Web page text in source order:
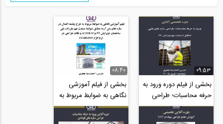
09:53
بخشی از فیلم دوره ورود به
حرفه محاسبات؛ طراحی
سازه های بتنی (مطابق با
مبحث نهم...
08:40
بخشی از فیلم آموزشی
نگاهی به ضوابط مربوط به
طرح چشمه اتصال در سازه
های بتن آرمه...